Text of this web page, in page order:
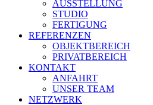
AUSSTELLUNG
STUDIO
FERTIGUNG
REFERENZEN
OBJEKTBEREICH
PRIVATBEREICH
KONTAKT
ANFAHRT
UNSER TEAM
NETZWERK